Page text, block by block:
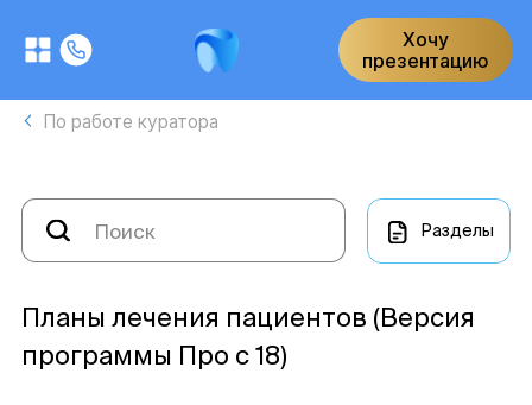
Хочу
презентацию
По работе куратора
Разделы
Планы лечения пациентов (Версия
программы Про с 18)